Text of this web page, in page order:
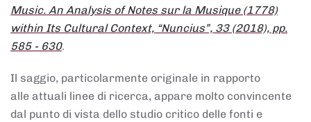
Music. An Analysis of Notes sur la Musique (1778)
within Its Cultural Context, “Nuncius”, 33 (2018), pp.
585 - 630.
Il saggio, particolarmente originale in rapporto
alle attuali linee di ricerca, appare molto convincente
dal punto di vista dello studio critico delle fonti e